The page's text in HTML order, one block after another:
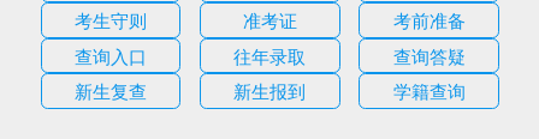
考生守则
准考证
考前准备
查询入口
往年录取
查询答疑
新生复查
新生报到 学籍查询